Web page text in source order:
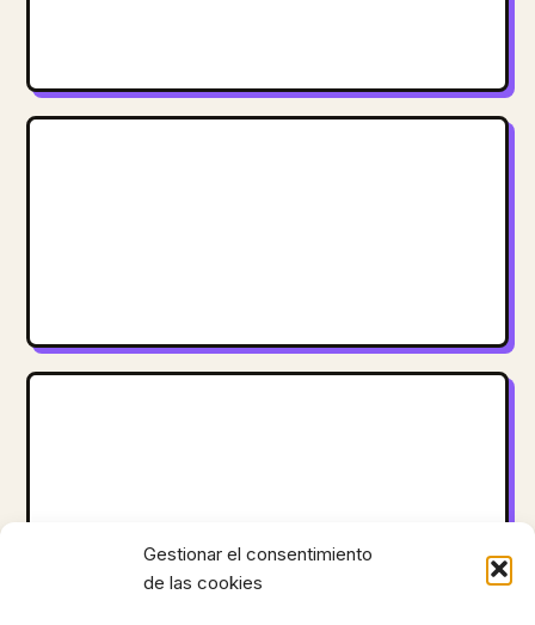
Gestionar el consentimiento
de las cookies